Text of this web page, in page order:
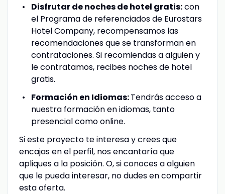
Disfrutar de noches de hotel gratis:con
el Programa de referenciados de Eurostars
Hotel Company, recompensamos las
recomendaciones que se transforman en
contrataciones. Si recomiendas a alguien y
le contratamos, recibes noches de hotel
gratis.
Formación en Idiomas:Tendrás acceso a
nuestra formación en idiomas, tanto
presencial como online.
Si este proyecto te interesa y crees que
encajas en el perfil, nos encantaría que
apliques a la posición. O, si conoces a alguien
que le pueda interesar, no dudes en compartir
esta oferta.